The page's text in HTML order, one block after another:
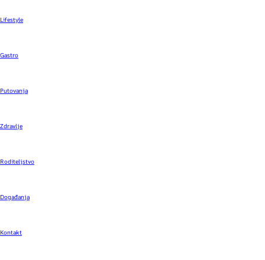
Lifestyle
Gastro
Putovanja
Zdravlje
Roditeljstvo
Događanja
Kontakt